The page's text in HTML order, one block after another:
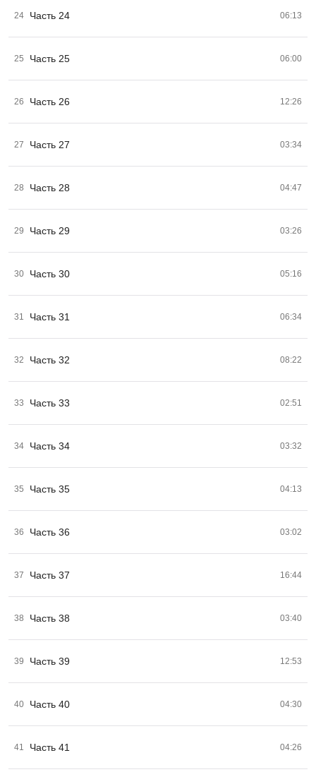
24 Часть 24 06:13
25 Часть 25 06:00
26 Часть 26 12:26
27 Часть 27 03:34
28 Часть 28 04:47
29 Часть 29 03:26
30 Часть 30 05:16
31 Часть 31 06:34
32 Часть 32 08:22
33 Часть 33 02:51
34 Часть 34 03:32
35 Часть 35 04:13
36 Часть 36 03:02
37 Часть 37 16:44
38 Часть 38 03:40
39 Часть 39 12:53
40 Часть 40 04:30
41 Часть 41 04:26